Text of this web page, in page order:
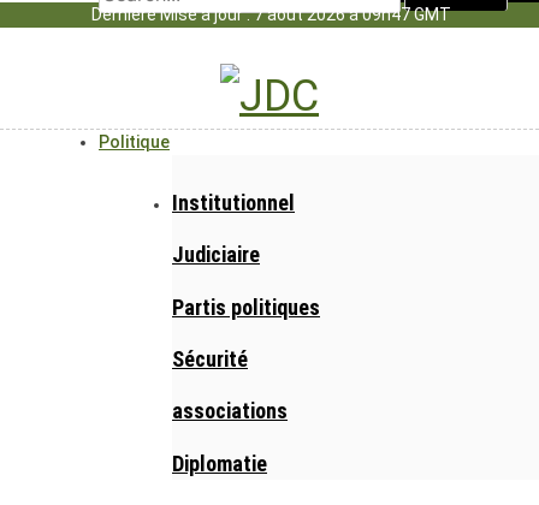
Dernière Mise à jour : 7 août 2026 à 09h47 GMT
Politique
Institutionnel
Judiciaire
Partis politiques
Sécurité
associations
Diplomatie